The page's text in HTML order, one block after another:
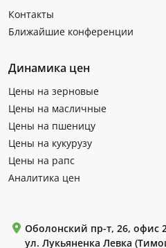
Контакты
Ближайшие конференции
Динамика цен
Цены на зерновые
Цены на масличные
Цены на пшеницу
Цены на кукурузу
Цены на рапс
Аналитика цен
Оболонский пр-т, 26, офис
ул. Лукьяненка Левка